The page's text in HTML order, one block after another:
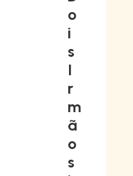
o
i
s
I
r
m
ã
o
s